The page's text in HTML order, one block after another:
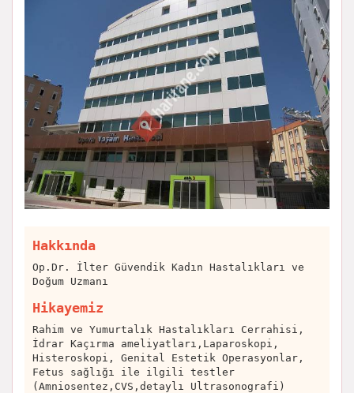
Hakkında
Op.Dr. İlter Güvendik Kadın Hastalıkları ve
Doğum Uzmanı
Hikayemiz
Rahim ve Yumurtalık Hastalıkları Cerrahisi,
İdrar Kaçırma ameliyatları,Laparoskopi,
Histeroskopi, Genital Estetik Operasyonlar,
Fetus sağlığı ile ilgili testler
(Amniosentez,CVS,detaylı Ultrasonografi)